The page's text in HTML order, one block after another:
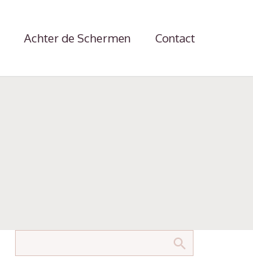
Achter de Schermen Contact